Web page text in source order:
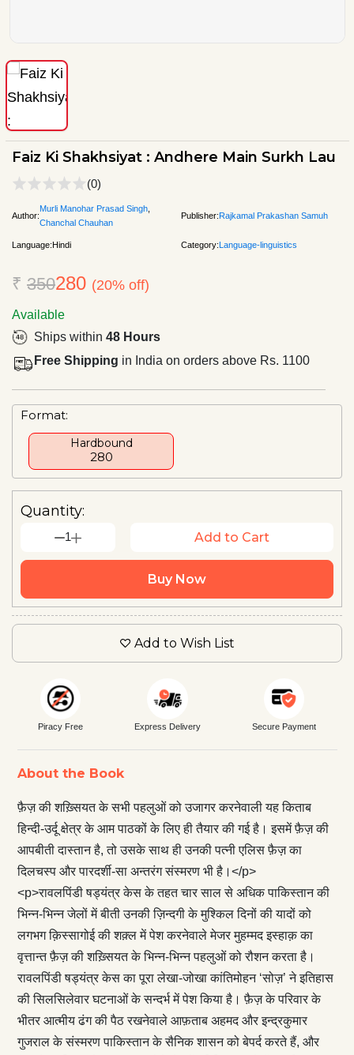
Faiz Ki Shakhsiyat : Andhere Main Surkh Lau
(0)
Author:
Murli Manohar Prasad Singh
Chanchal Chauhan
Publisher:Rajkamal Prakashan Samuh
Language:Hindi Category:Language-linguistics
₹ 350280 (20% off)
Available
Ships within 48 Hours
Free Shipping in India on orders above Rs. 1100
Format:
Hardbound
₹280
Quantity:
1 Add to Cart
Buy Now
Add to Wish List
Piracy Free Express Delivery Secure Payment
About the Book
फ़ैज़ की शख़्सियत के सभी पहलुओं को उजागर करनेवाली यह किताब
हिन्दी-उर्दू क्षेत्र के आम पाठकों के लिए ही तैयार की गई है। इसमें फ़ैज़ की
आपबीती दास्तान है, तो उसके साथ ही उनकी पत्नी एलिस फ़ैज़ का
दिलचस्प और पारदर्शी-सा अन्तरंग संस्मरण भी है।</p>
<p>रावलपिंडी षड्यंत्र केस के तहत चार साल से अधिक पाकिस्तान की
भिन्न-भिन्न जेलों में बीती उनकी ज़िन्दगी के मुश्किल दिनों की यादों को
लगभग क़िस्सागोई की शक़्ल में पेश करनेवाले मेजर मुहम्मद इस्हाक़ का
वृत्तान्त फ़ैज़ की शख़्सियत के भिन्न-भिन्न पहलुओं को रौशन करता है।
रावलपिंडी षड्यंत्र केस का पूरा लेखा-जोखा कांतिमोहन ‘सोज़’ ने इतिहास
की सिलसिलेवार घटनाओं के सन्दर्भ में पेश किया है। फ़ैज़ के परिवार के
भीतर आत्मीय ढंग की पैठ रखनेवाले आफ़ताब अहमद और इन्द्रकुमार
गुजराल के संस्मरण पाकिस्तान के सैनिक शासन को बेपर्द करते हैं, और